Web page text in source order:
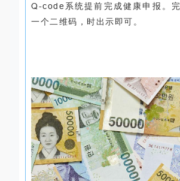
Q-code系统提前完成健康申报。
一个二维码，时出示即可。